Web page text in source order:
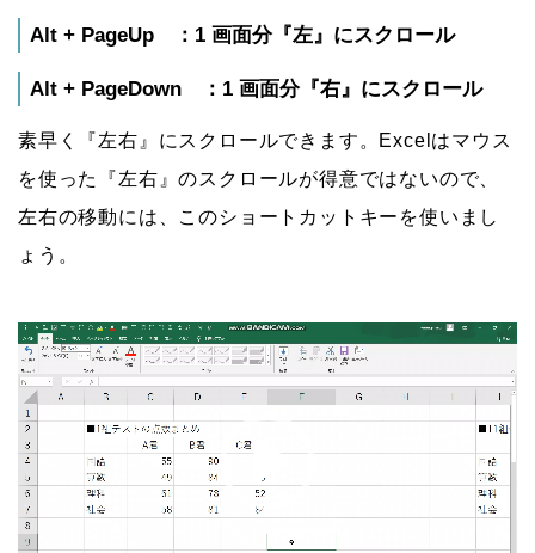
Alt + PageUp ：1 画面分『左』にスクロール
Alt + PageDown ：1 画面分『右』にスクロール
素早く『左右』にスクロールできます。Excelはマウス
を使った『左右』のスクロールが得意ではないので、
左右の移動には、このショートカットキーを使いまし
ょう。
動
画
プ
レ
ー
ヤ
ー